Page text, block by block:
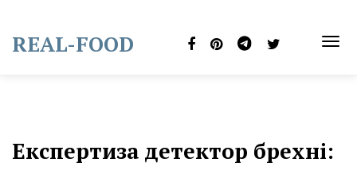
content
REAL-FOOD
Експертиза детектор брехні: